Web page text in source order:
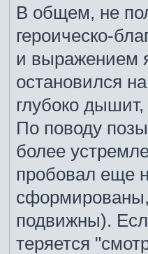
В общем, не
героическо-
и выражением
остановился
глубоко
По поводу
более
пробовал еще
подвижны).
теряется